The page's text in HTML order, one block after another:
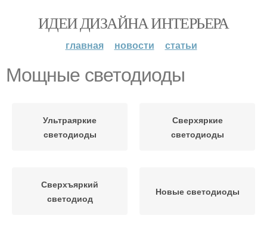
ИДЕИ ДИЗАЙНА ИНТЕРЬЕРА
главная новости статьи
Мощные светодиоды
Ультраяркие
светодиоды
Сверхяркие
светодиоды
Сверхъяркий
светодиод
Новые светодиоды